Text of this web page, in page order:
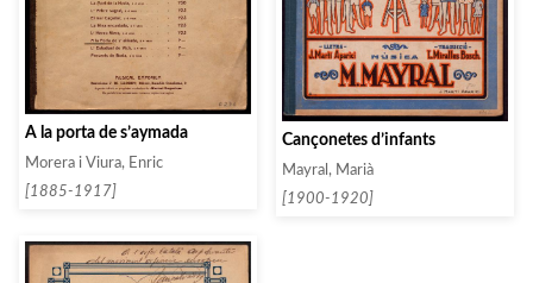
A la porta de s’aymada
Morera i Viura, Enric
[1885-1917]
Cançonetes d’infants
Mayral, Marià
[1900-1920]